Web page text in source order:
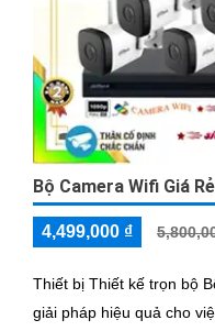
Bộ Camera Wifi Giá Rẻ
4,499,000 ₫
Thiết bị Thiết kế trọn bộ
giải pháp hiệu quả cho